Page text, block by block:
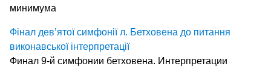
минимума
Фінал дев’ятої симфонії л. Бетховена до питання
виконавської інтерпретації
Финал 9-й симфонии бетховена. Интерпретации